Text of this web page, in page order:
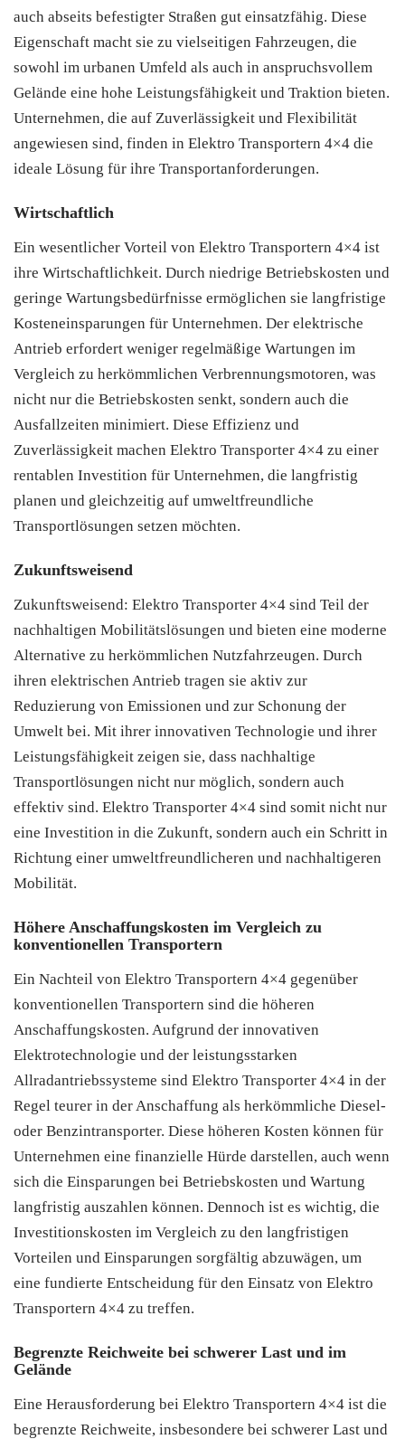
auch abseits befestigter Straßen gut einsatzfähig. Diese
Eigenschaft macht sie zu vielseitigen Fahrzeugen, die
sowohl im urbanen Umfeld als auch in anspruchsvollem
Gelände eine hohe Leistungsfähigkeit und Traktion bieten.
Unternehmen, die auf Zuverlässigkeit und Flexibilität
angewiesen sind, finden in Elektro Transportern 4×4 die
ideale Lösung für ihre Transportanforderungen.
Wirtschaftlich
Ein wesentlicher Vorteil von Elektro Transportern 4×4 ist
ihre Wirtschaftlichkeit. Durch niedrige Betriebskosten und
geringe Wartungsbedürfnisse ermöglichen sie langfristige
Kosteneinsparungen für Unternehmen. Der elektrische
Antrieb erfordert weniger regelmäßige Wartungen im
Vergleich zu herkömmlichen Verbrennungsmotoren, was
nicht nur die Betriebskosten senkt, sondern auch die
Ausfallzeiten minimiert. Diese Effizienz und
Zuverlässigkeit machen Elektro Transporter 4×4 zu einer
rentablen Investition für Unternehmen, die langfristig
planen und gleichzeitig auf umweltfreundliche
Transportlösungen setzen möchten.
Zukunftsweisend
Zukunftsweisend: Elektro Transporter 4×4 sind Teil der
nachhaltigen Mobilitätslösungen und bieten eine moderne
Alternative zu herkömmlichen Nutzfahrzeugen. Durch
ihren elektrischen Antrieb tragen sie aktiv zur
Reduzierung von Emissionen und zur Schonung der
Umwelt bei. Mit ihrer innovativen Technologie und ihrer
Leistungsfähigkeit zeigen sie, dass nachhaltige
Transportlösungen nicht nur möglich, sondern auch
effektiv sind. Elektro Transporter 4×4 sind somit nicht nur
eine Investition in die Zukunft, sondern auch ein Schritt in
Richtung einer umweltfreundlicheren und nachhaltigeren
Mobilität.
Höhere Anschaffungskosten im Vergleich zu
konventionellen Transportern
Ein Nachteil von Elektro Transportern 4×4 gegenüber
konventionellen Transportern sind die höheren
Anschaffungskosten. Aufgrund der innovativen
Elektrotechnologie und der leistungsstarken
Allradantriebssysteme sind Elektro Transporter 4×4 in der
Regel teurer in der Anschaffung als herkömmliche Diesel-
oder Benzintransporter. Diese höheren Kosten können für
Unternehmen eine finanzielle Hürde darstellen, auch wenn
sich die Einsparungen bei Betriebskosten und Wartung
langfristig auszahlen können. Dennoch ist es wichtig, die
Investitionskosten im Vergleich zu den langfristigen
Vorteilen und Einsparungen sorgfältig abzuwägen, um
eine fundierte Entscheidung für den Einsatz von Elektro
Transportern 4×4 zu treffen.
Begrenzte Reichweite bei schwerer Last und im
Gelände
Eine Herausforderung bei Elektro Transportern 4×4 ist die
begrenzte Reichweite, insbesondere bei schwerer Last und